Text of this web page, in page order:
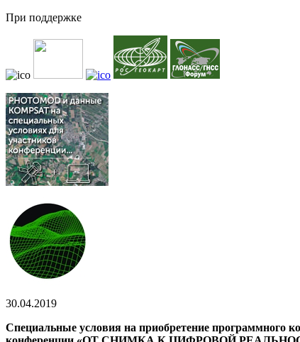
При поддержке
30.04.2019
Специальные условия на приобретение программного